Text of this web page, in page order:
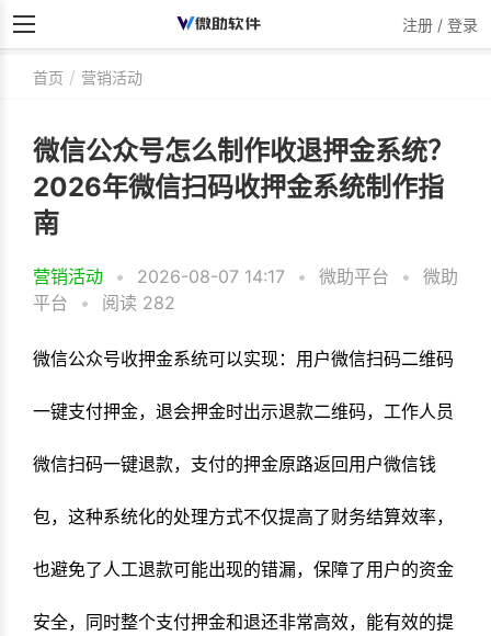
注册 / 登录
首页 营销活动
微信公众号怎么制作收退押金系统？
2026年微信扫码收押金系统制作指
南
营销活动 • 2026-08-07 14:17 • 微助平台 •
微助
平台
• 阅读 282
微信公众号收押金系统可以实现：用户微信扫码二维码
一键支付押金，退会押金时出示退款二维码，工作人员
微信扫码一键退款，支付的押金原路返回用户微信钱
包，这种系统化的处理方式不仅提高了财务结算效率，
也避免了人工退款可能出现的错漏，保障了用户的资金
安全，同时整个支付押金和退还非常高效，能有效的提